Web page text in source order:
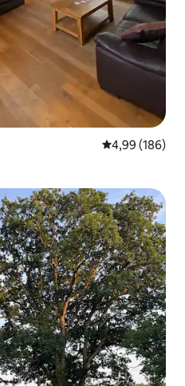
Gemiddelde
4,99 (186)